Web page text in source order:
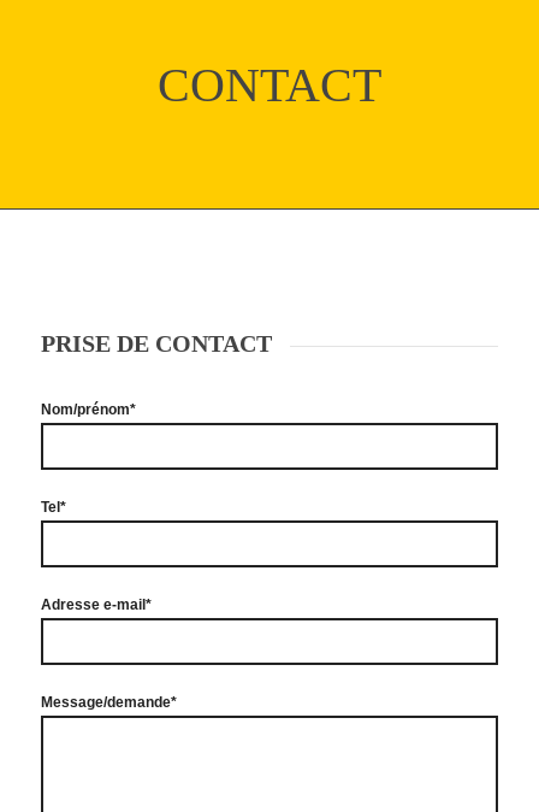
CONTACT
PRISE DE CONTACT
Nom/prénom*
Tel*
Adresse e-mail*
Message/demande*